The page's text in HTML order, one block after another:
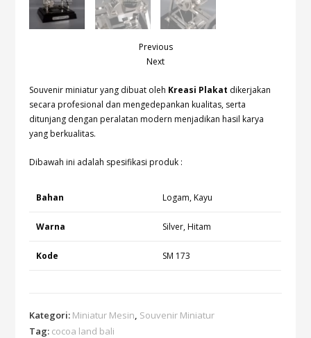
Previous
Next
Souvenir miniatur yang dibuat oleh Kreasi Plakat dikerjakan
secara profesional dan mengedepankan kualitas, serta
ditunjang dengan peralatan modern menjadikan hasil karya
yang berkualitas.
Dibawah ini adalah spesifikasi produk :
Bahan Logam, Kayu
Warna Silver, Hitam
Kode SM 173
Kategori: Miniatur Mesin, Souvenir Miniatur
Tag: cocoa land bali